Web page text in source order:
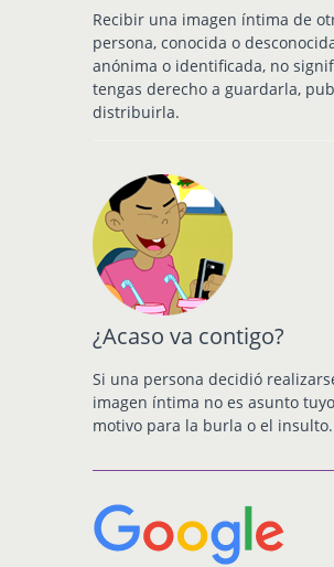
Recibir una imagen íntima de
persona, conocida o
anónima o identificada, no
tengas derecho a guardarla,
distribuirla.
¿Acaso va contigo?
Si una persona decidió
imagen íntima no es asunto
motivo para la burla o el insulto.